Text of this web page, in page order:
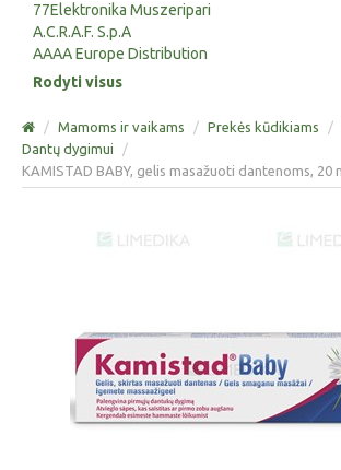
77Elektronika Muszeripari
A.C.R.A.F. S.p.A
AAAA Europe Distribution
Rodyti visus
/ Mamoms ir vaikams / Prekės kūdikiams
/
Dantų dygimui
/
KAMISTAD BABY, gelis masažuoti dantenoms, 20